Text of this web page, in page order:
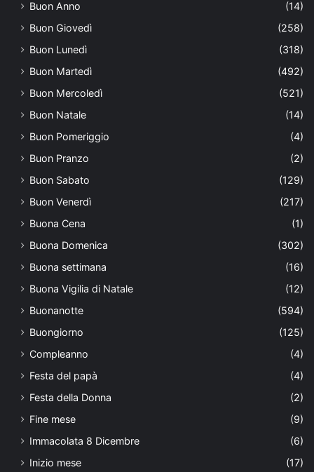
Buon Anno
(14)
Buon Giovedì
(258)
Buon Lunedì
(318)
Buon Martedì
(492)
Buon Mercoledì
(521)
Buon Natale
(14)
Buon Pomeriggio
(4)
Buon Pranzo
(2)
Buon Sabato
(129)
Buon Venerdì
(217)
Buona Cena
(1)
Buona Domenica
(302)
Buona settimana
(16)
Buona Vigilia di Natale
(12)
Buonanotte
(594)
Buongiorno
(125)
Compleanno
(4)
Festa del papà
(4)
Festa della Donna
(2)
Fine mese
(9)
Immacolata 8 Dicembre
(6)
Inizio mese
(17)